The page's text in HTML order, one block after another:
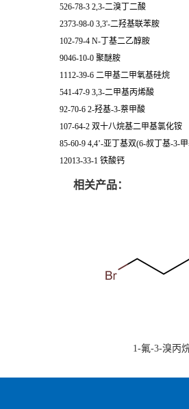
526-78-3 2,3-二溴丁二酸
2373-98-0 3,3'-二羟基联苯胺
102-79-4 N-丁基二乙醇胺
9046-10-0 聚醚胺
1112-39-6 二甲基二甲氧基硅烷
541-47-9 3,3-二甲基丙烯酸
92-70-6 2-羟基-3-萘甲酸
107-64-2 双十八烷基二甲基氯化铵
85-60-9 4,4’-亚丁基双(6-叔丁基-3-
12013-33-1 铁酸钙
相关产品：
1-氟-3-溴丙